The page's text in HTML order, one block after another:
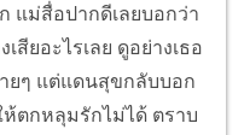
แม่สื่อปากดีเลยบอกว่า
สียอะไรเลย ดูอย่างเธอ
ยๆ แต่แดนสุขกลับบอก
ห้ตกหลุมรักไม่ได้ ตราบ